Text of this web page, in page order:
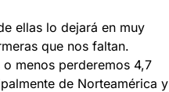
ellas lo dejará en muy
que nos faltan.
menos perderemos 4,7
de Norteamérica y